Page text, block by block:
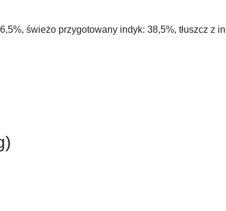
świeżo przygotowany indyk: 38,5%, tłuszcz z